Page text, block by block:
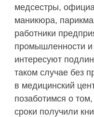
медсестры,
маникюра,
работники
промышленности и
интересуют
таком случае без
в медицинский
позаботимся о
сроки получили